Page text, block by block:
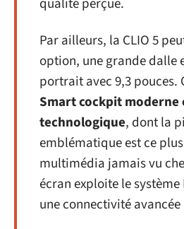
qualité perçue.
Par ailleurs, la CLIO 5
option, une grande dalle
portrait avec 9,3 pouces.
Smart cockpit moderne
technologique, dont la
emblématique est ce
multimédia jamais vu
écran exploite le système
une connectivité avancée